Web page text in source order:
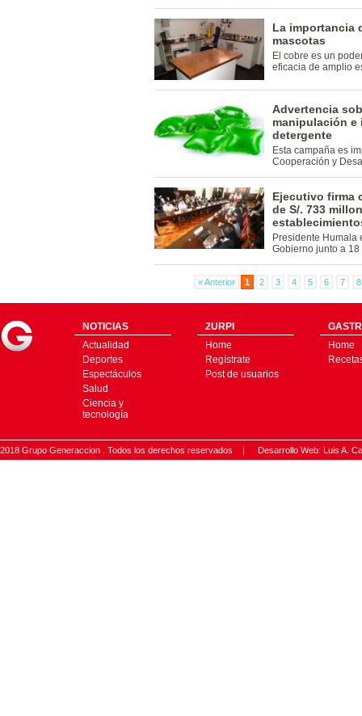
La importancia
mascotas
El cobre es un
eficacia de amplio
Advertencia
manipulación e
detergente
Esta campaña es
Cooperación y
Ejecutivo firma
de S/. 733
Presidente Humala
Gobierno junto a
« Anterior 1 2 3 4 5 6 7 8
NOTICIAS
Actualidad
Deportes
Espectáculos
Salud
Ciencia y
tecnología
2URPI
Home
Regístrate
Post de usuarios
Home
2018 Grupo Generaccion . Todos los derechos reservados | Desarrollo Web: Luis